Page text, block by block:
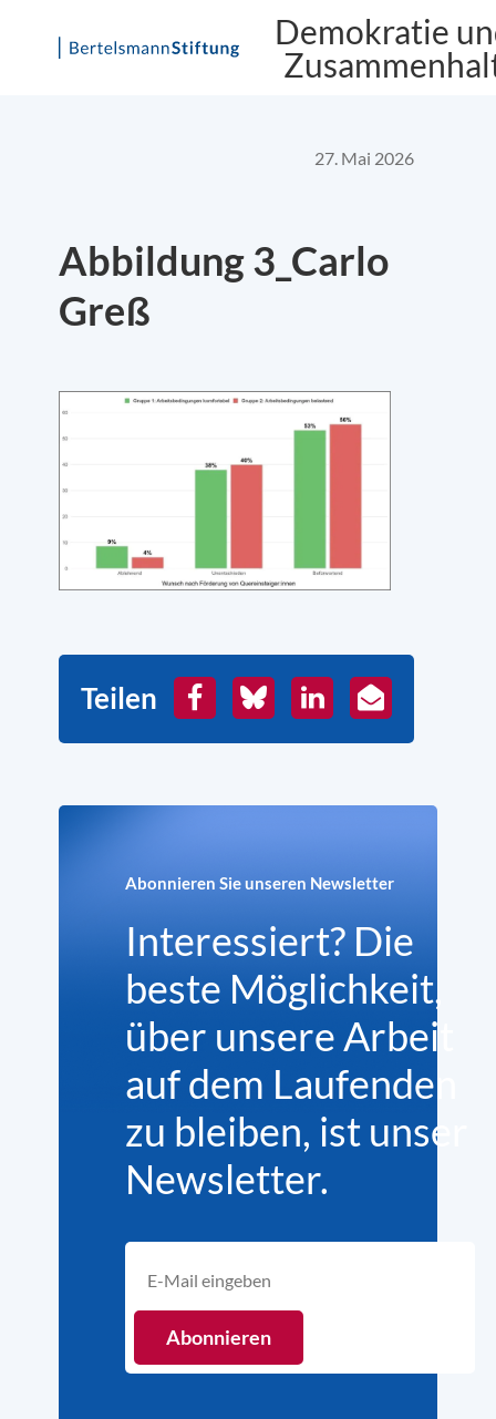
Demokratie
27. Mai 2026
Abbildung 3_Carlo
Greß
Teilen FacebookBlueskyLinkedIn
E-
Mail
Abonnieren Sie unseren Newsletter
Interessiert? Die
beste Möglichkeit,
über unsere Arbeit
auf dem Laufenden
zu bleiben, ist unser
Newsletter.